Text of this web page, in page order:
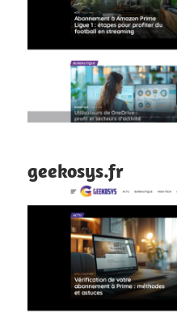
geekosys.fr